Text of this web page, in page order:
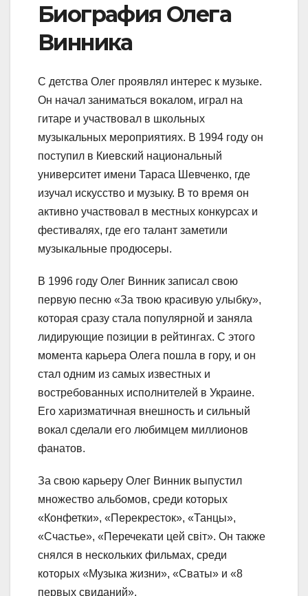
Биография Олега
Винника
С детства Олег проявлял интерес к музыке.
Он начал заниматься вокалом, играл на
гитаре и участвовал в школьных
музыкальных мероприятиях. В 1994 году он
поступил в Киевский национальный
университет имени Тараса Шевченко, где
изучал искусство и музыку. В то время он
активно участвовал в местных конкурсах и
фестивалях, где его талант заметили
музыкальные продюсеры.
В 1996 году Олег Винник записал свою
первую песню «За твою красивую улыбку»,
которая сразу стала популярной и заняла
лидирующие позиции в рейтингах. С этого
момента карьера Олега пошла в гору, и он
стал одним из самых известных и
востребованных исполнителей в Украине.
Его харизматичная внешность и сильный
вокал сделали его любимцем миллионов
фанатов.
За свою карьеру Олег Винник выпустил
множество альбомов, среди которых
«Конфетки», «Перекресток», «Танцы»,
«Счастье», «Перечекати цей світ». Он также
снялся в нескольких фильмах, среди
которых «Музыка жизни», «Сваты» и «8
первых свиданий».